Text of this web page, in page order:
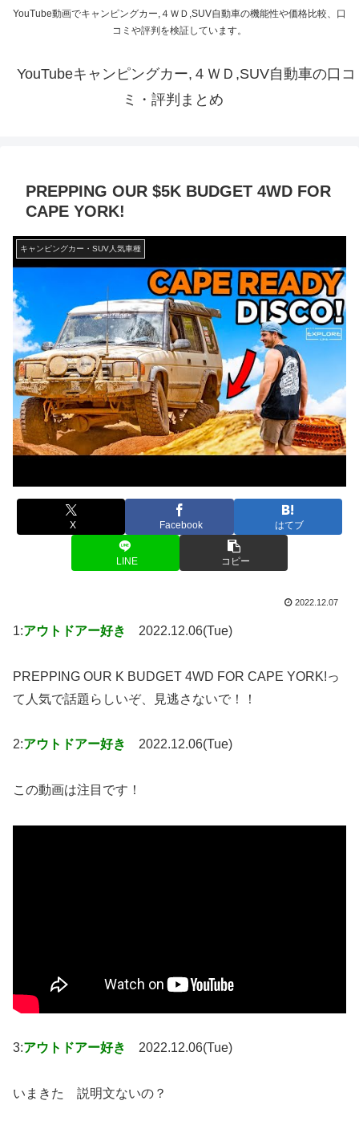
YouTube動画でキャンピングカー,４ＷＤ,SUV自動車の機能性や価格比較、口
コミや評判を検証しています。
YouTubeキャンピングカー,４ＷＤ,SUV自動車の口コ
ミ・評判まとめ
PREPPING OUR $5K BUDGET 4WD FOR
CAPE YORK!
キャンピングカー・SUV人気車種
X Facebook はてブ
LINE コピー
2022.12.07
1:アウトドアー好き 2022.12.06(Tue)
PREPPING OUR K BUDGET 4WD FOR CAPE YORK!っ
て人気で話題らしいぞ、見逃さないで！！
2:アウトドアー好き 2022.12.06(Tue)
この動画は注目です！
3:アウトドアー好き 2022.12.06(Tue)
いまきた 説明文ないの？